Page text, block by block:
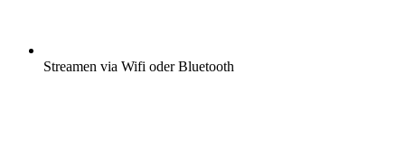
Streamen via Wifi oder Bluetooth